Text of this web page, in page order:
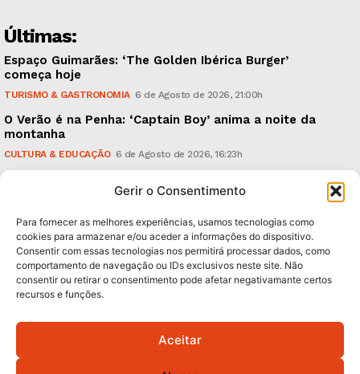
Gerir o Consentimento
Para fornecer as melhores experiências, usamos tecnologias como
cookies para armazenar e/ou aceder a informações do dispositivo.
Consentir com essas tecnologias nos permitirá processar dados, como
comportamento de navegação ou IDs exclusivos neste site. Não
consentir ou retirar o consentimento pode afetar negativamante certos
recursos e funções.
Aceitar
Últimas:
Espaço Guimarães: ‘The Golden Ibérica Burger’
começa hoje
TURISMO & GASTRONOMIA 6 de Agosto de 2026, 21:00h
O Verão é na Penha: ‘Captain Boy’ anima a noite da
montanha
CULTURA & EDUCAÇÃO 6 de Agosto de 2026, 16:23h
em causa”, garante Ricardo Araújo
Subscreva Newsletter:
QUERO ADERIR